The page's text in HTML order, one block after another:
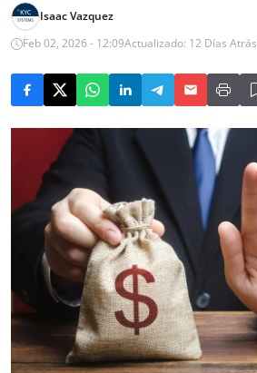
Isaac Vazquez
Feb 02, 2026 - 12:09Actualizado: 12 Días Atrás